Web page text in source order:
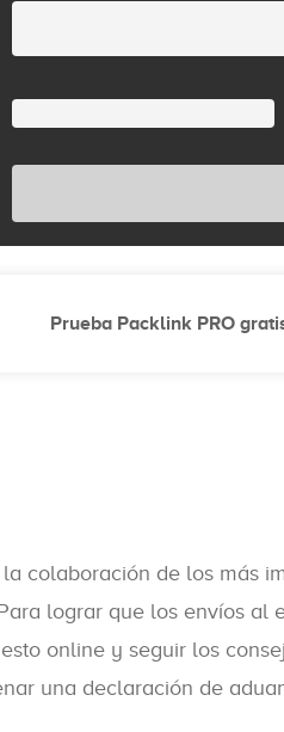
Prueba Packlink PRO
colaboración de los más
lograr que los envíos al
online y seguir los
una declaración de